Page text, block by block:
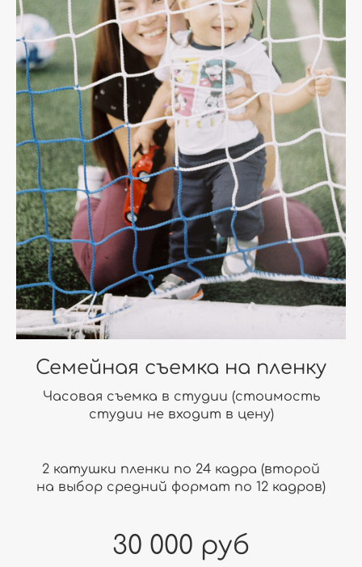
Семейная съемка на пленку
Часовая съемка в студии (стоимость
студии не входит в цену)
2 катушки пленки по 24 кадра (второй
на выбор средний формат по 12 кадров)
30 000 руб